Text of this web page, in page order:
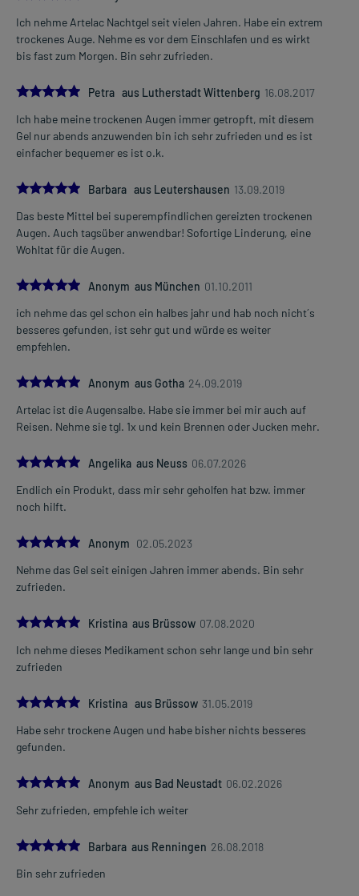
Ich nehme Artelac Nachtgel seit vielen Jahren. Habe ein extrem
trockenes Auge. Nehme es vor dem Einschlafen und es wirkt
bis fast zum Morgen. Bin sehr zufrieden.
5.0
Petra aus Lutherstadt Wittenberg 16.08.2017
Ich habe meine trockenen Augen immer getropft, mit diesem
Gel nur abends anzuwenden bin ich sehr zufrieden und es ist
einfacher bequemer es ist o.k.
5.0
Barbara aus Leutershausen 13.09.2019
Das beste Mittel bei superempfindlichen gereizten trockenen
Augen. Auch tagsüber anwendbar! Sofortige Linderung, eine
Wohltat für die Augen.
5.0Anonym aus München 01.10.2011
ich nehme das gel schon ein halbes jahr und hab noch nicht´s
besseres gefunden, ist sehr gut und würde es weiter
empfehlen.
5.0Anonym aus Gotha 24.09.2019
Artelac ist die Augensalbe. Habe sie immer bei mir auch auf
Reisen. Nehme sie tgl. 1x und kein Brennen oder Jucken mehr.
5.0Angelika aus Neuss 06.07.2026
Endlich ein Produkt, dass mir sehr geholfen hat bzw. immer
noch hilft.
5.0Anonym 02.05.2023
Nehme das Gel seit einigen Jahren immer abends. Bin sehr
zufrieden.
5.0
Kristina aus Brüssow 07.08.2020
Ich nehme dieses Medikament schon sehr lange und bin sehr
zufrieden
5.0
Kristina aus Brüssow 31.05.2019
Habe sehr trockene Augen und habe bisher nichts besseres
gefunden.
5.0Anonym aus Bad Neustadt 06.02.2026
Sehr zufrieden, empfehle ich weiter
5.0
Barbara aus Renningen 26.08.2018
Bin sehr zufrieden